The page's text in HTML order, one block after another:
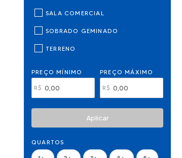
SALA COMERCIAL
SOBRADO GEMINADO
TERRENO
PREÇO MÍNIMO
R$
PREÇO MÁXIMO
R$
Aplicar
QUARTOS